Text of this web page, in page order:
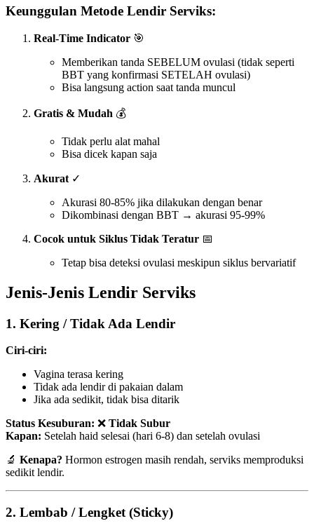
Keunggulan Metode Lendir Serviks:
Real-Time Indicator 🎯
Memberikan tanda SEBELUM ovulasi (tidak seperti
BBT yang konfirmasi SETELAH ovulasi)
Bisa langsung action saat tanda muncul
Gratis & Mudah 💰
Tidak perlu alat mahal
Bisa dicek kapan saja
Akurat ✓
Akurasi 80-85% jika dilakukan dengan benar
Dikombinasi dengan BBT → akurasi 95-99%
Cocok untuk Siklus Tidak Teratur 📅
Tetap bisa deteksi ovulasi meskipun siklus bervariatif
Jenis-Jenis Lendir Serviks
1. Kering / Tidak Ada Lendir
Ciri-ciri:
Vagina terasa kering
Tidak ada lendir di pakaian dalam
Jika ada sedikit, tidak bisa ditarik
Status Kesuburan: ❌ Tidak Subur
Kapan: Setelah haid selesai (hari 6-8) dan setelah ovulasi
🔬 Kenapa? Hormon estrogen masih rendah, serviks memproduksi
sedikit lendir.
2. Lembab / Lengket (Sticky)